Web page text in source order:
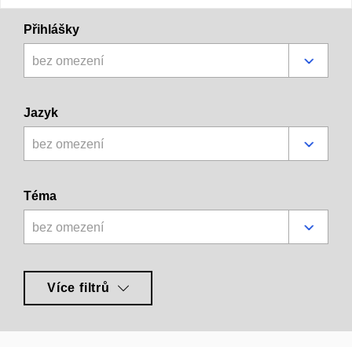
Přihlášky
bez omezení
Jazyk
bez omezení
Téma
bez omezení
Více filtrů